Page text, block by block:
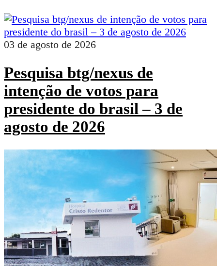
03 de agosto de 2026
Pesquisa btg/nexus de
intenção de votos para
presidente do brasil – 3 de
agosto de 2026